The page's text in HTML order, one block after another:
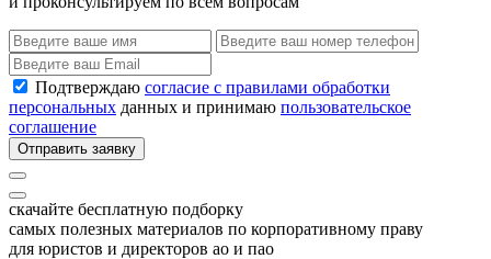
Подтверждаю согласие с правилами обработки
персональных данных и принимаю пользовательское
соглашение
Отправить заявку
скачайте бесплатную подборку
самых полезных материалов по корпоративному праву
для юристов и директоров ао и пао